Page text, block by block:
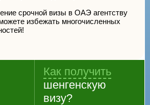
срочной визы в ОАЭ агентству
избежать многочисленных
Как получить
шенгенскую
визу?